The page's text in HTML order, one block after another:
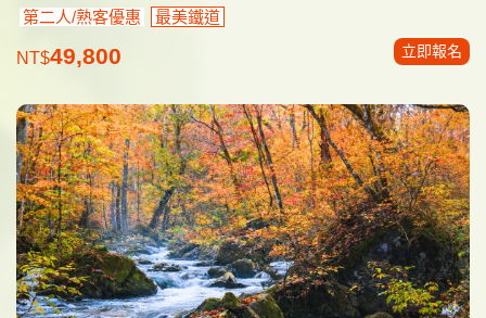
第二人/熟客優惠 最美鐵道
NT$49,800 立即報名